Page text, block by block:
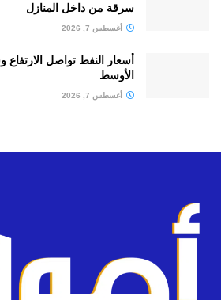
سرقة من داخل المنازل
أغسطس 7, 2026
أسعار النفط تواصل
الأوسط
أغسطس 7, 2026